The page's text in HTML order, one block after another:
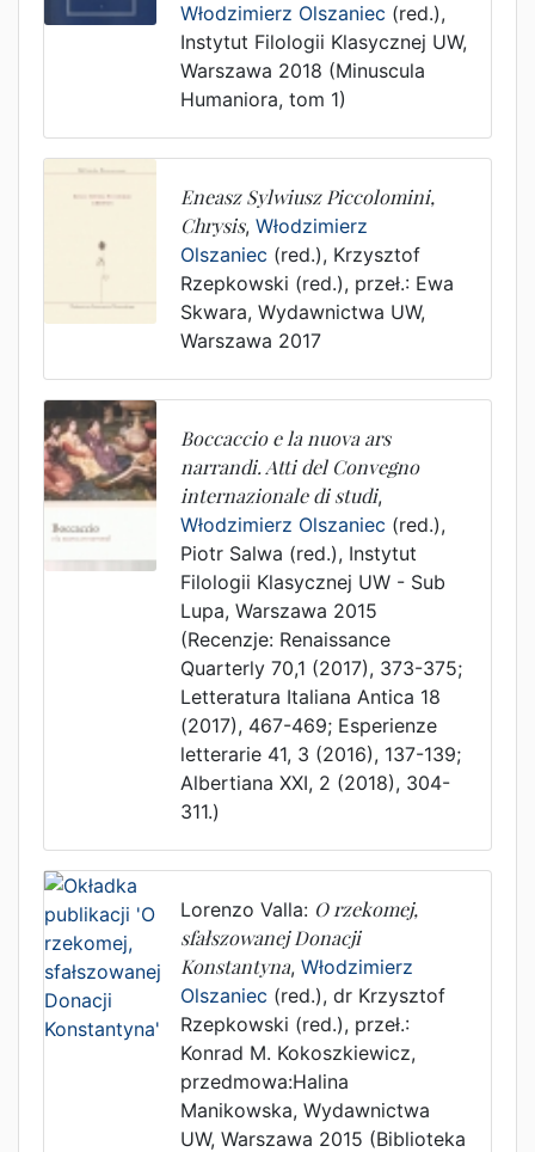
Włodzimierz Olszaniec (red.),
Instytut Filologii Klasycznej UW,
Warszawa 2018 (Minuscula
Humaniora, tom 1)
Eneasz Sylwiusz Piccolomini,
Chrysis, Włodzimierz
Olszaniec (red.), Krzysztof
Rzepkowski (red.), przeł.: Ewa
Skwara, Wydawnictwa UW,
Warszawa 2017
Boccaccio e la nuova ars
narrandi. Atti del Convegno
internazionale di studi,
Włodzimierz Olszaniec (red.),
Piotr Salwa (red.), Instytut
Filologii Klasycznej UW - Sub
Lupa, Warszawa 2015
(Recenzje: Renaissance
Quarterly 70,1 (2017), 373-375;
Letteratura Italiana Antica 18
(2017), 467-469; Esperienze
letterarie 41, 3 (2016), 137-139;
Albertiana XXI, 2 (2018), 304-
311.)
Lorenzo Valla: O rzekomej,
sfałszowanej Donacji
Konstantyna, Włodzimierz
Olszaniec (red.), dr Krzysztof
Rzepkowski (red.), przeł.:
Konrad M. Kokoszkiewicz,
przedmowa:Halina
Manikowska, Wydawnictwa
UW, Warszawa 2015 (Biblioteka